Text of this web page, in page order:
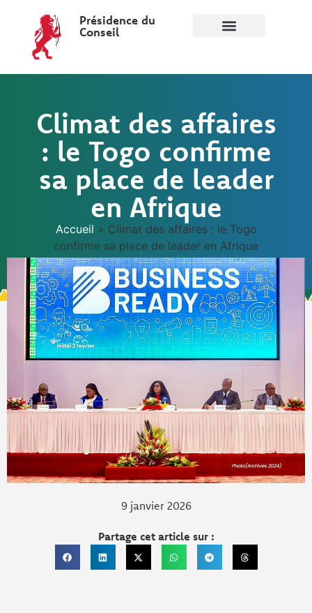
Présidence du
Conseil
Climat des affaires
: le Togo confirme
sa place de leader
en Afrique
Accueil » Climat des affaires : le Togo
confirme sa place de leader en Afrique
9 janvier 2026
Partage cet article sur :